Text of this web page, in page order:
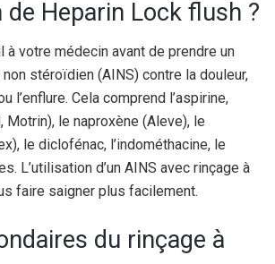
de Heparin Lock flush ?
à votre médecin avant de prendre un
stéroïdien (AINS) contre la douleur,
l’enflure. Cela comprend l’aspirine,
Motrin), le naproxène (Aleve), le
le diclofénac, l’indométhacine, le
L’utilisation d’un AINS avec rinçage à
faire saigner plus facilement.
du rinçage à